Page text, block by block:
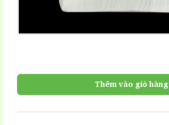
Thêm vào giỏ hàng